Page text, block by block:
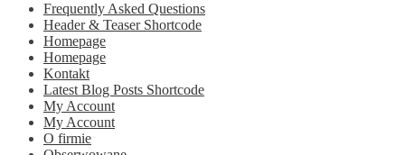
Frequently Asked Questions
Header & Teaser Shortcode
Homepage
Homepage
Kontakt
Latest Blog Posts Shortcode
My Account
My Account
O firmie